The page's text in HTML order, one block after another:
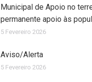
Municipal de Apoio no
permanente apoio às
5 Fevereiro 2026
Aviso/Alerta
5 Fevereiro 2026